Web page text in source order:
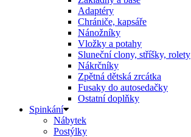
Adaptéry
Chrániče, kapsáře
Nánožníky
Vložky a potahy
Sluneční clony, stříšky, rolety
Nákrčníky
Zpětná dětská zrcátka
Fusaky do autosedačky
Ostatní doplňky
Spinkání
Nábytek
Postýlky